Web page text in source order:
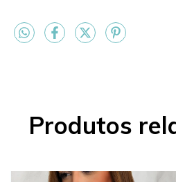
Produtos